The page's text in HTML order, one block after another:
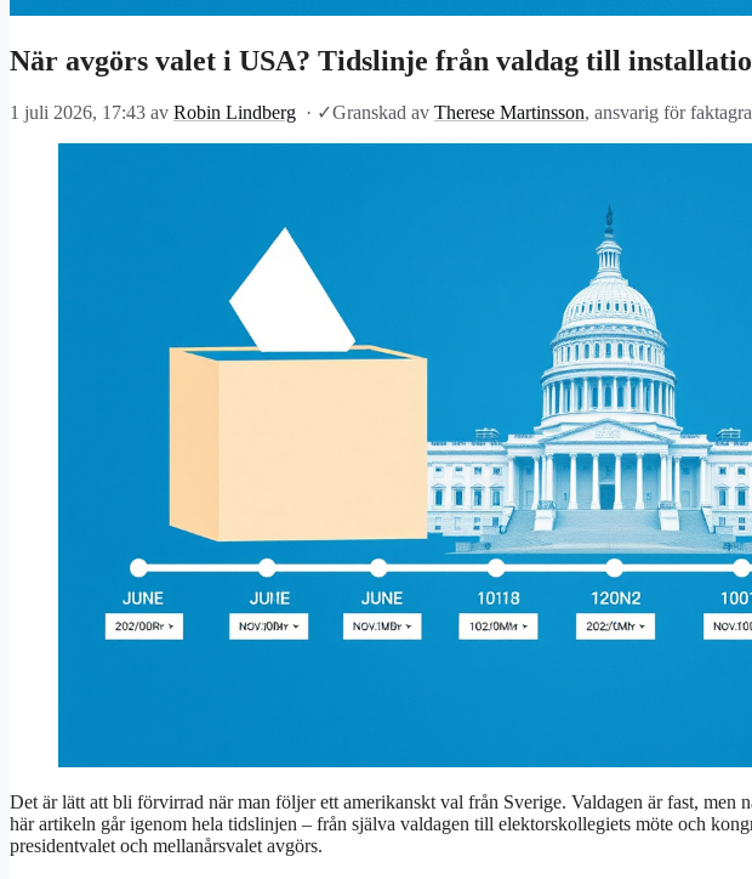
När avgörs valet i USA? Tidslinje från valdag till
1 juli 2026, 17:43 av Robin Lindberg · ✓Granskad av Therese Martinsson, ansvarig för
Det är lätt att bli förvirrad när man följer ett amerikanskt val från Sverige. Valdagen är fast, men
här artikeln går igenom hela tidslinjen – från själva valdagen till elektorskollegiets möte och
presidentvalet och mellanårsvalet avgörs.